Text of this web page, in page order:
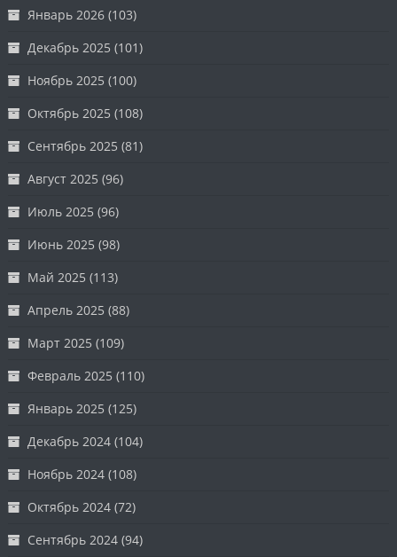
Январь 2026 (103)
Декабрь 2025 (101)
Ноябрь 2025 (100)
Октябрь 2025 (108)
Сентябрь 2025 (81)
Август 2025 (96)
Июль 2025 (96)
Июнь 2025 (98)
Май 2025 (113)
Апрель 2025 (88)
Март 2025 (109)
Февраль 2025 (110)
Январь 2025 (125)
Декабрь 2024 (104)
Ноябрь 2024 (108)
Октябрь 2024 (72)
Сентябрь 2024 (94)